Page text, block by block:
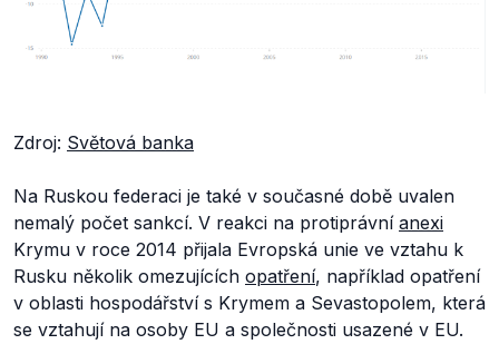
Zdroj: Světová banka
Na Ruskou federaci je také v současné době uvalen
nemalý počet sankcí. V reakci na protiprávní anexi
Krymu v roce 2014 přijala Evropská unie ve vztahu k
Rusku několik omezujících opatření, například opatření
v oblasti hospodářství s Krymem a Sevastopolem, která
se vztahují na osoby EU a společnosti usazené v EU.